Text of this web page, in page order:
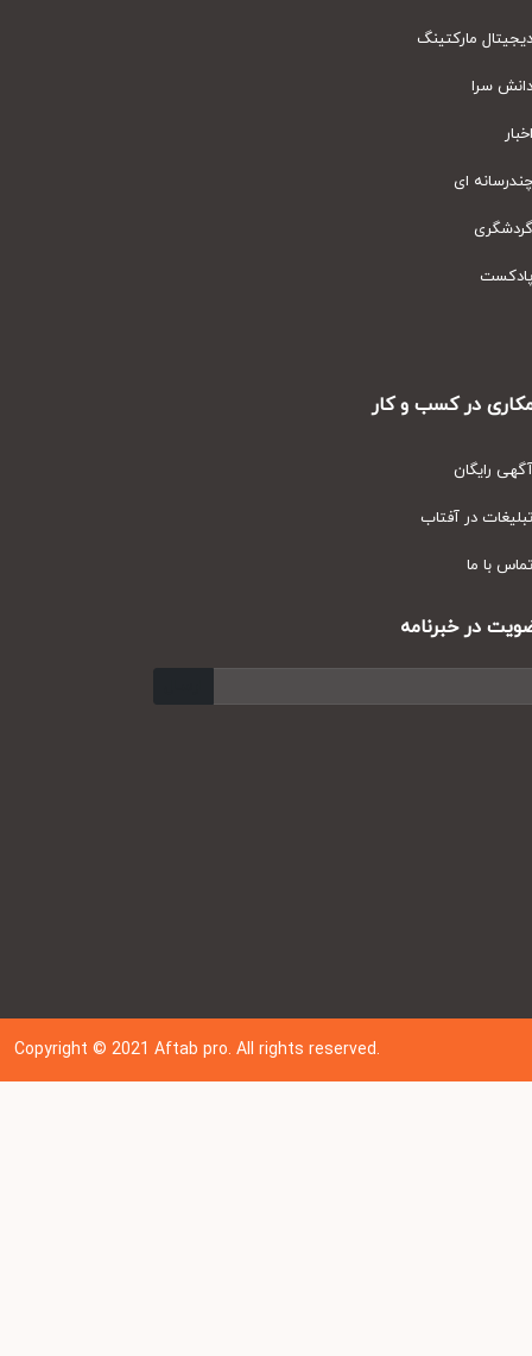
مارکتینگ
سرا
ای
در کسب و کار
رایگان
در آفتاب
با ما
در خبرنامه
Copyright © 202 1Aftab pro. All rights reserved.